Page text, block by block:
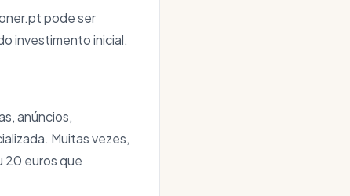
pode ser
investimento inicial.
anúncios,
Muitas vezes,
20 euros que